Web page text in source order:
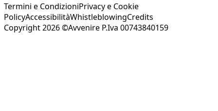
Termini e CondizioniPrivacy e Cookie
PolicyAccessibilitàWhistleblowingCredits
Copyright 2026 ©Avvenire P.Iva 00743840159